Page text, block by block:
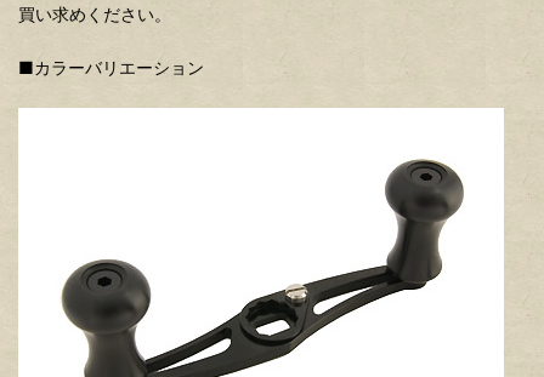
買い求めください。
■カラーバリエーション